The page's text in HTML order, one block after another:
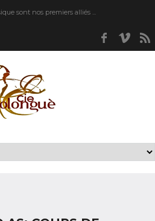
sont nos premiers alliés ...
Facebook